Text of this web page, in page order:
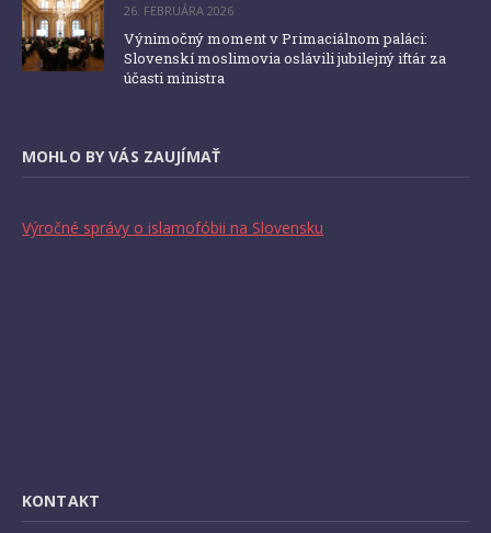
26. FEBRUÁRA 2026
Výnimočný moment v Primaciálnom paláci:
Slovenskí moslimovia oslávili jubilejný iftár za
účasti ministra
MOHLO BY VÁS ZAUJÍMAŤ
Výročné správy o islamofóbii na Slovensku
KONTAKT